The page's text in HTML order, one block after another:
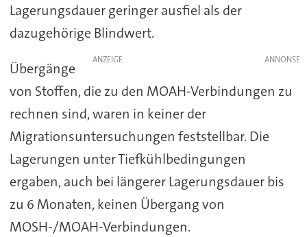
Lagerungsdauer geringer ausfiel als der
dazugehörige Blindwert.
ANZEIGE
Übergänge
von Stoffen, die zu den MOAH-Verbindungen zu
rechnen sind, waren in keiner der
Migrationsuntersuchungen feststellbar. Die
Lagerungen unter Tiefkühlbedingungen
ergaben, auch bei längerer Lagerungsdauer bis
zu 6 Monaten, keinen Übergang von
MOSH-/MOAH-Verbindungen.